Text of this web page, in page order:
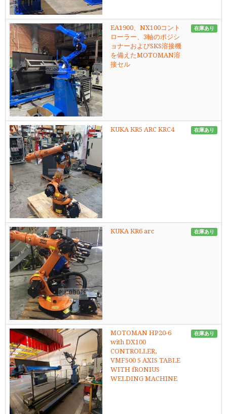
EA1900、NX100コント
ローラー、3軸のポジシ
ョナーおよびSKS溶接機
を備えたMOTOMAN溶
接セル
在庫あり
KUKA KR5 ARC KRC4 在庫あり
KUKA KR6 arc 在庫あり
MOTOMAN HP20-6
with DX100
CONTROLLER,
VMF500 5 AXIS TABLE
WITH fRONIUS
WELDING MACHINE
在庫あり